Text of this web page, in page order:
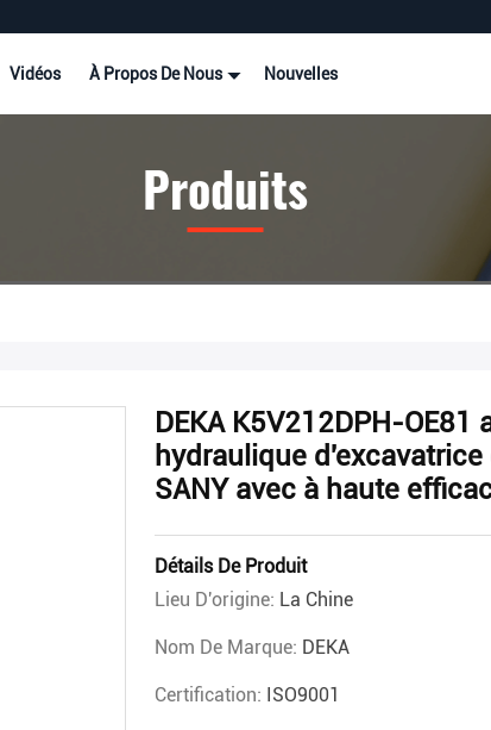
Vidéos À Propos De Nous Nouvelles
Produits
DEKA K5V212DPH-
hydraulique d'excavatrice
SANY avec à haute
Détails De Produit
Lieu D'origine: La Chine
Nom De Marque: DEKA
Certification: ISO9001